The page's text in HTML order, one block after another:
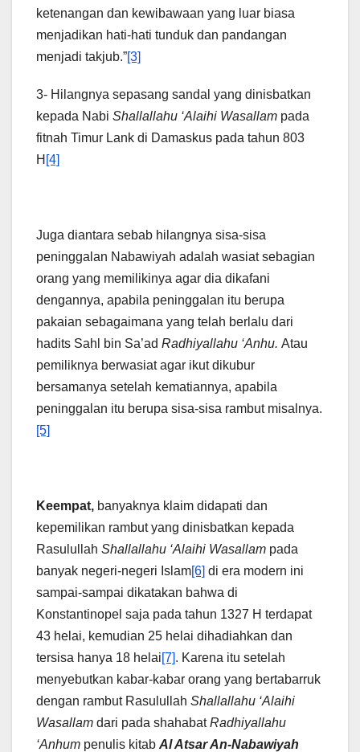
ketenangan dan kewibawaan yang luar biasa
menjadikan hati-hati tunduk dan pandangan
menjadi takjub.”[3]
3- Hilangnya sepasang sandal yang dinisbatkan
kepada Nabi Shallallahu ‘Alaihi Wasallam pada
fitnah Timur Lank di Damaskus pada tahun 803
H [4]
Juga diantara sebab hilangnya sisa-sisa
peninggalan Nabawiyah adalah wasiat sebagian
orang yang memilikinya agar dia dikafani
dengannya, apabila peninggalan itu berupa
pakaian sebagaimana yang telah berlalu dari
hadits Sahl bin Sa’ad Radhiyallahu ‘Anhu. Atau
pemiliknya berwasiat agar ikut dikubur
bersamanya setelah kematiannya, apabila
peninggalan itu berupa sisa-sisa rambut misalnya.
[5]
Keempat, banyaknya klaim didapati dan
kepemilikan rambut yang dinisbatkan kepada
Rasulullah Shallallahu ‘Alaihi Wasallam pada
banyak negeri-negeri Islam[6] di era modern ini
sampai-sampai dikatakan bahwa di
Konstantinopel saja pada tahun 1327 H terdapat
43 helai, kemudian 25 helai dihadiahkan dan
tersisa hanya 18 helai[7]. Karena itu setelah
menyebutkan kabar-kabar orang yang bertabarruk
dengan rambut Rasulullah Shallallahu ‘Alaihi
Wasallam dari pada shahabatRadhiyallahu
‘Anhum penulis kitab Al Atsar An-Nabawiyah